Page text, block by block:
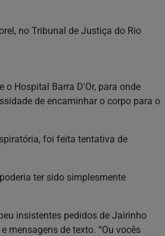
no Tribunal de Justiça do Rio
Hospital Barra D'Or, para onde
de encaminhar o corpo para o
foi feita tentativa de
ter sido simplesmente
insistentes pedidos de Jairinho
mensagens de texto. “Ou vocês